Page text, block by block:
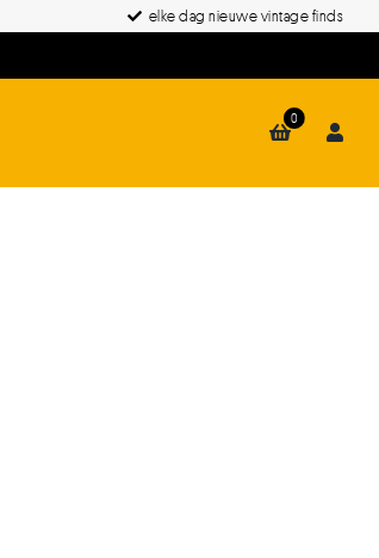
elke dag nieuwe vintage finds
0